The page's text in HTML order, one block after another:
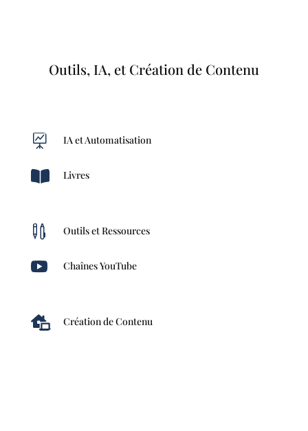
Outils, IA, et Création de Contenu
 IA et Automatisation
 Livres
 Outils et Ressources
 Chaînes YouTube
 Création de Contenu